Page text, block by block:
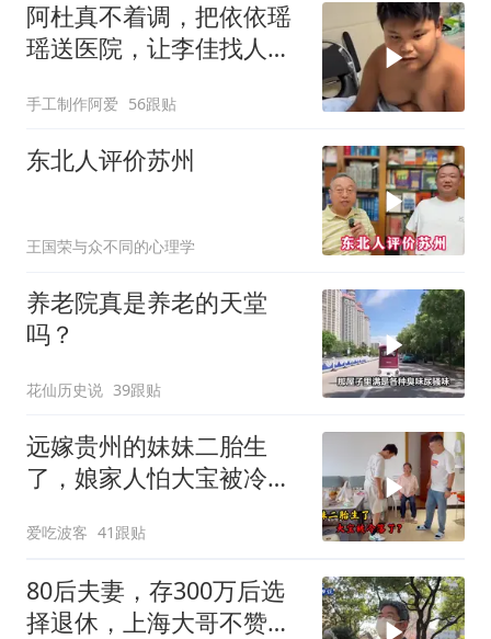
阿杜真不着调，把依依瑶
瑶送医院，让李佳找人看
手工制作阿爱 56跟贴
东北人评价苏州
王国荣与众不同的心理学
养老院真是养老的天堂
吗？
花仙历史说 39跟贴
远嫁贵州的妹妹二胎生
了，娘家人怕大宝被冷
爱吃波客 41跟贴
80后夫妻，存300万后选
择退休，上海大哥不赞同